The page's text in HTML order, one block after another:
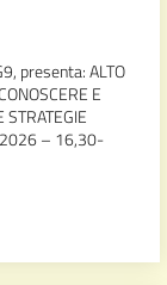
presenta: ALTO
E
STRATEGIE
2026 – 16,30-